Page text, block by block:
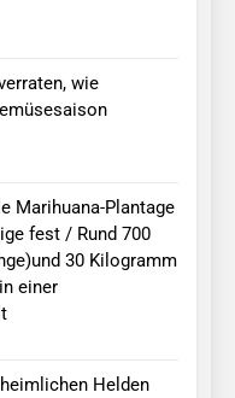
wie
Marihuana-Plantage
fest / Rund 700
30 Kilogramm
einer
Helden